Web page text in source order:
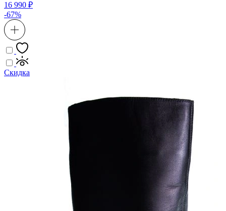
16 990 ₽
-67%
Скидка